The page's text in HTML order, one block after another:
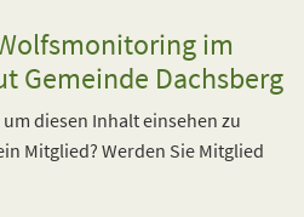
im
Gemeinde Dachsberg
diesen Inhalt einsehen zu
Mitglied? Werden Sie Mitglied